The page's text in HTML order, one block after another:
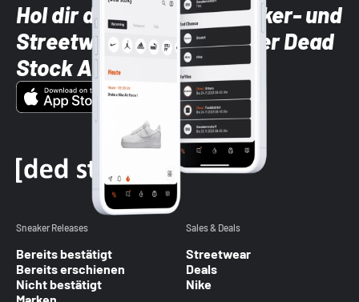
Hol dir die neuesten Sneaker- und
Streetwear-Brands mit der Dead
Stock App
Sneaker Releases
Bereits bestätigt
Bereits erschienen
Nicht bestätigt
Sales & Deals
Streetwear
Deals
Nike